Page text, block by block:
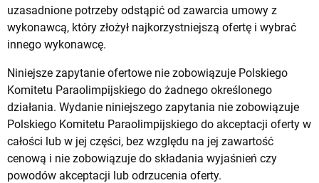
uzasadnione potrzeby odstąpić od zawarcia umowy z
wykonawcą, który złożył najkorzystniejszą ofertę i wybrać
innego wykonawcę.
Niniejsze zapytanie ofertowe nie zobowiązuje Polskiego
Komitetu Paraolimpijskiego do żadnego określonego
działania. Wydanie niniejszego zapytania nie zobowiązuje
Polskiego Komitetu Paraolimpijskiego do akceptacji oferty w
całości lub w jej części, bez względu na jej zawartość
cenową i nie zobowiązuje do składania wyjaśnień czy
powodów akceptacji lub odrzucenia oferty.